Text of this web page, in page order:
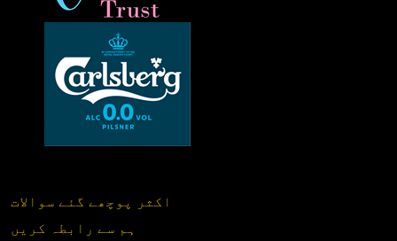
اکثر پوچھے گئے سوالات
ہم سے رابطہ کریں